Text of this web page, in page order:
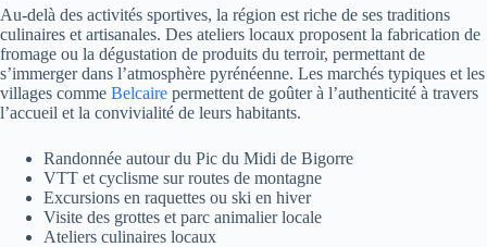
Au-delà des activités sportives, la région est riche de ses traditions
culinaires et artisanales. Des ateliers locaux proposent la fabrication de
fromage ou la dégustation de produits du terroir, permettant de
s’immerger dans l’atmosphère pyrénéenne. Les marchés typiques et les
villages comme Belcaire permettent de goûter à l’authenticité à travers
l’accueil et la convivialité de leurs habitants.
Randonnée autour du Pic du Midi de Bigorre
VTT et cyclisme sur routes de montagne
Excursions en raquettes ou ski en hiver
Visite des grottes et parc animalier locale
Ateliers culinaires locaux